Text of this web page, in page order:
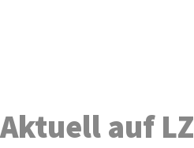
Aktuell auf LZ